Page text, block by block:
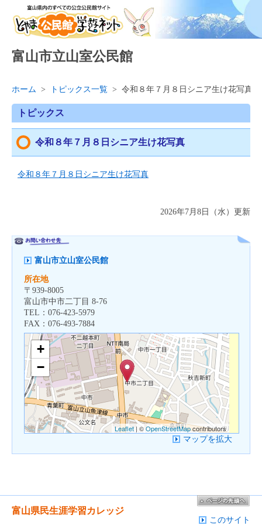
富山市立山室公民館
ホーム > トピックス一覧 > 令和８年７月８日シニア生け花写真
トピックス
令和８年７月８日シニア生け花写真
令和８年７月８日シニア生け花写真
2026年7月8日（水）更新
富山市立山室公民館
所在地
〒 939-8005
富山市中市二丁目 8-76
TEL： 076-423-5979
FAX： 076-493-7884
+
−
Leaflet| ©OpenStreetMapcontributors
マップを拡大
富山県民生涯学習カレッジ
このサイト